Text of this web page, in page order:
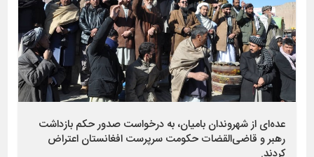
عده‌ای از شهروندان بامیان، به درخواست صدور حکم بازداشت
رهبر و قاضی‌القضات حکومت سرپرست افغانستان اعتراض